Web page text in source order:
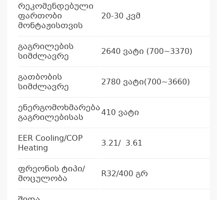
რეკომენდებული
ფართობი
მონტაჟისთვის
20-30 კვმ
გაგრილების
სიმძლავრე
2640 ვატი (700~3370)
გათბობის
სიმძლავრე
2780 ვატი(700~3660)
ენერგომოხმარება
გაგრილებისას
410 ვატი
EER Cooling/COP
Heating
3.21/ 3.61
ფრეონის ტიპი/
მოცულობა
R32/400 გრ